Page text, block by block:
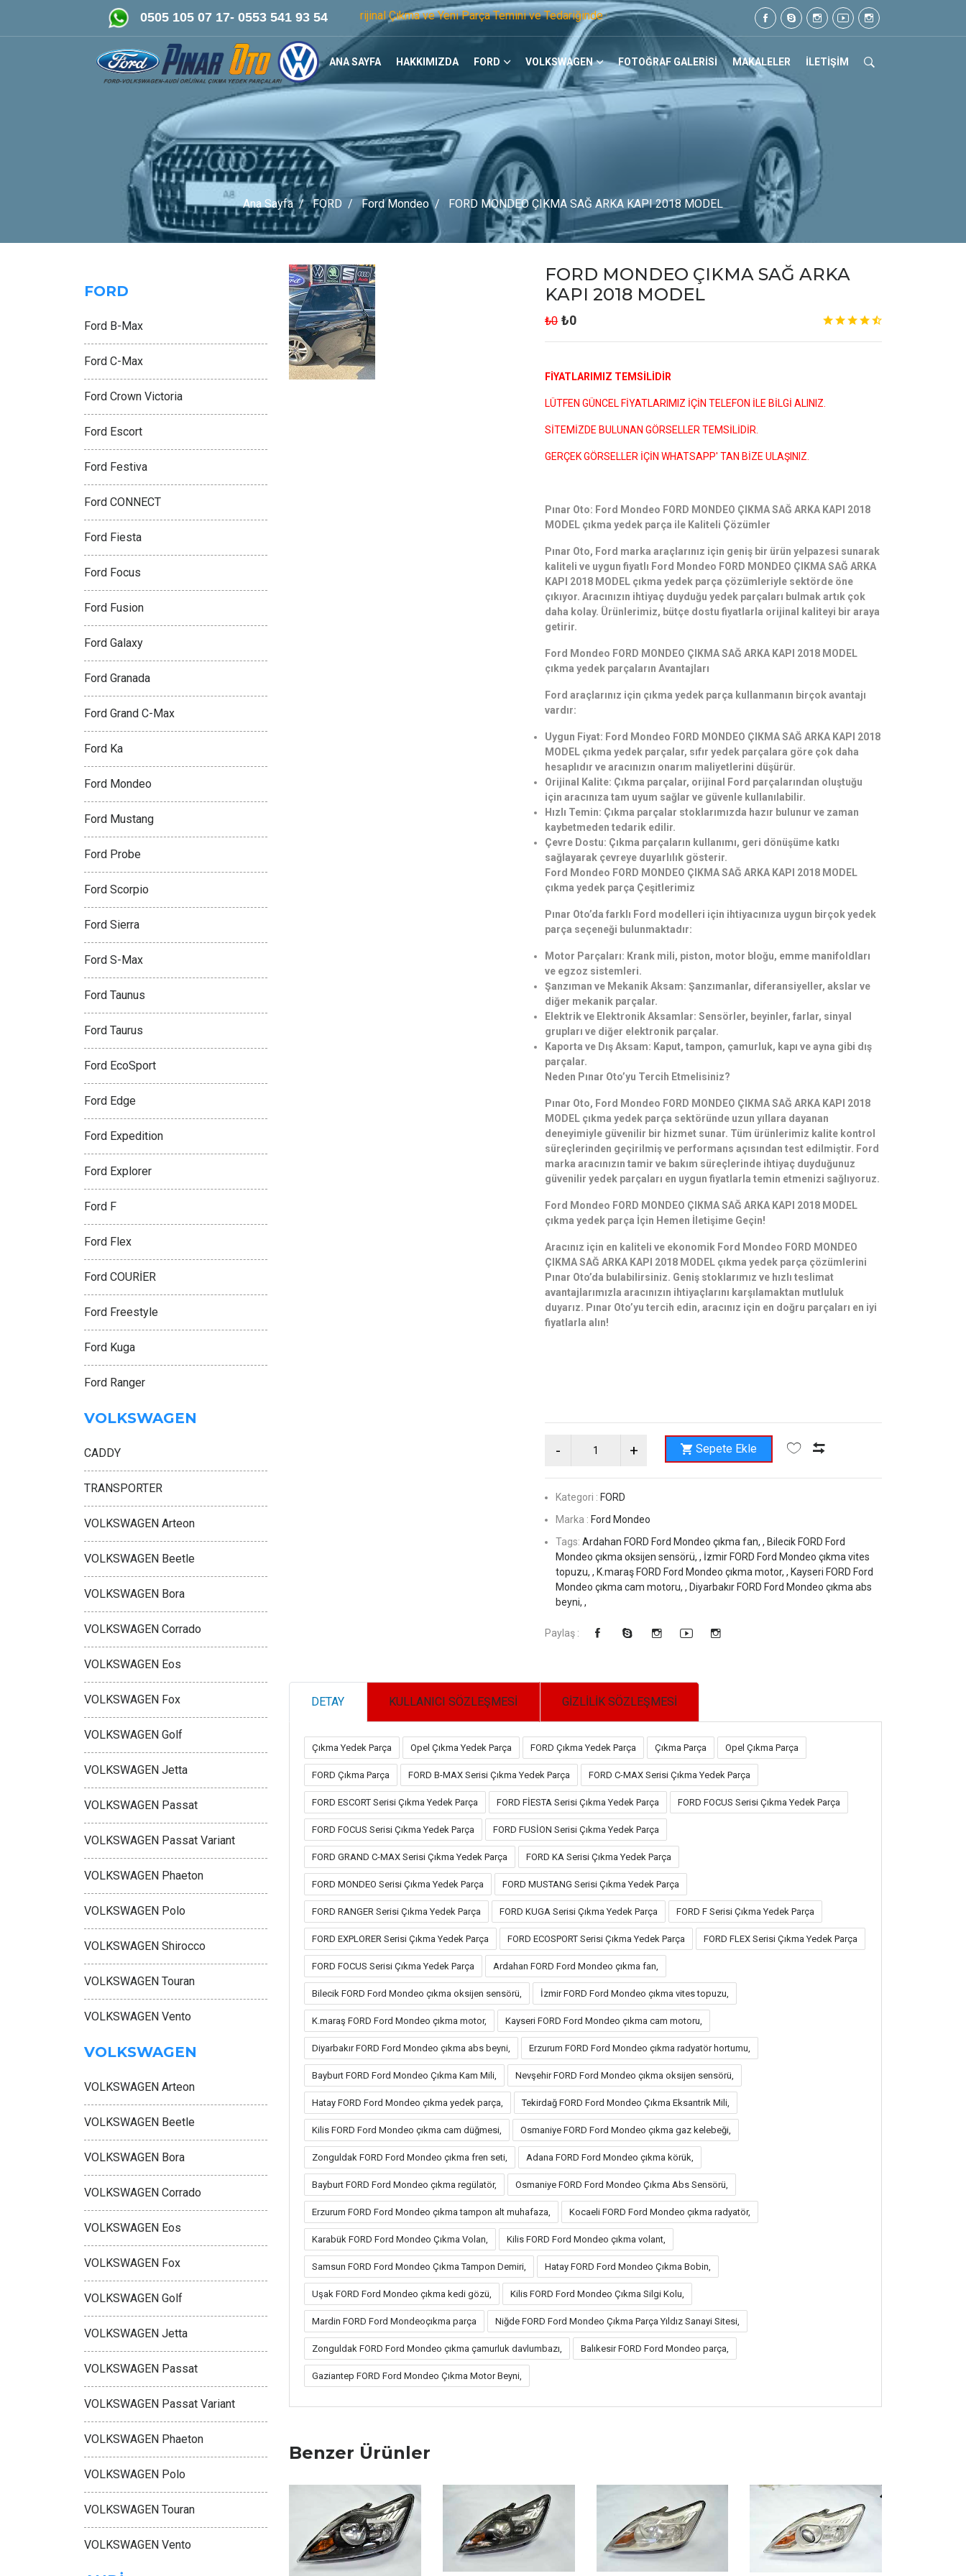
0505 105 07 17- 0553 541 93 54
FORD-VOLKSWAGEN- AUDİ Orijinal Çıkma ve Yeni Parça Temini ve Tedariğinde Öncü Firmayız. Tel: 0505 105 07 17
ANA SAYFA HAKKIMIZDA FORD VOLKSWAGEN FOTOĞRAF GALERİSİ MAKALELER İLETİŞİM
Ana Sayfa FORD Ford Mondeo FORD MONDEO ÇIKMA SAĞ ARKA KAPI 2018 MODEL
FORD MONDEO ÇIKMA SAĞ ARKA
KAPI 2018 MODEL
₺0 ₺0
FİYATLARIMIZ TEMSİLİDİR
LÜTFEN GÜNCEL FİYATLARIMIZ İÇİN TELEFON İLE BİLGİ ALINIZ.
SİTEMİZDE BULUNAN GÖRSELLER TEMSİLİDİR.
GERÇEK GÖRSELLER İÇİN WHATSAPP' TAN BİZE ULAŞINIZ.
Pınar Oto: Ford Mondeo FORD MONDEO ÇIKMA SAĞ ARKA KAPI 2018
MODEL çıkma yedek parça ile Kaliteli Çözümler
Pınar Oto, Ford marka araçlarınız için geniş bir ürün yelpazesi sunarak
kaliteli ve uygun fiyatlı Ford Mondeo FORD MONDEO ÇIKMA SAĞ ARKA
KAPI 2018 MODEL çıkma yedek parça çözümleriyle sektörde öne
çıkıyor. Aracınızın ihtiyaç duyduğu yedek parçaları bulmak artık çok
daha kolay. Ürünlerimiz, bütçe dostu fiyatlarla orijinal kaliteyi bir araya
getirir.
Ford Mondeo FORD MONDEO ÇIKMA SAĞ ARKA KAPI 2018 MODEL
çıkma yedek parçaların Avantajları
Ford araçlarınız için çıkma yedek parça kullanmanın birçok avantajı
vardır:
Uygun Fiyat: Ford Mondeo FORD MONDEO ÇIKMA SAĞ ARKA KAPI 2018
MODEL çıkma yedek parçalar, sıfır yedek parçalara göre çok daha
hesaplıdır ve aracınızın onarım maliyetlerini düşürür.
Orijinal Kalite: Çıkma parçalar, orijinal Ford parçalarından oluştuğu
için aracınıza tam uyum sağlar ve güvenle kullanılabilir.
Hızlı Temin: Çıkma parçalar stoklarımızda hazır bulunur ve zaman
kaybetmeden tedarik edilir.
Çevre Dostu: Çıkma parçaların kullanımı, geri dönüşüme katkı
sağlayarak çevreye duyarlılık gösterir.
Ford Mondeo FORD MONDEO ÇIKMA SAĞ ARKA KAPI 2018 MODEL
çıkma yedek parça Çeşitlerimiz
Pınar Oto’da farklı Ford modelleri için ihtiyacınıza uygun birçok yedek
parça seçeneği bulunmaktadır:
Motor Parçaları: Krank mili, piston, motor bloğu, emme manifoldları
ve egzoz sistemleri.
Şanzıman ve Mekanik Aksam: Şanzımanlar, diferansiyeller, akslar ve
diğer mekanik parçalar.
Elektrik ve Elektronik Aksamlar: Sensörler, beyinler, farlar, sinyal
grupları ve diğer elektronik parçalar.
Kaporta ve Dış Aksam: Kaput, tampon, çamurluk, kapı ve ayna gibi dış
parçalar.
Neden Pınar Oto’yu Tercih Etmelisiniz?
Pınar Oto, Ford Mondeo FORD MONDEO ÇIKMA SAĞ ARKA KAPI 2018
MODEL çıkma yedek parça sektöründe uzun yıllara dayanan
deneyimiyle güvenilir bir hizmet sunar. Tüm ürünlerimiz kalite kontrol
süreçlerinden geçirilmiş ve performans açısından test edilmiştir. Ford
marka aracınızın tamir ve bakım süreçlerinde ihtiyaç duyduğunuz
güvenilir yedek parçaları en uygun fiyatlarla temin etmenizi sağlıyoruz.
Ford Mondeo FORD MONDEO ÇIKMA SAĞ ARKA KAPI 2018 MODEL
çıkma yedek parça İçin Hemen İletişime Geçin!
Aracınız için en kaliteli ve ekonomik Ford Mondeo FORD MONDEO
ÇIKMA SAĞ ARKA KAPI 2018 MODEL çıkma yedek parça çözümlerini
Pınar Oto’da bulabilirsiniz. Geniş stoklarımız ve hızlı teslimat
avantajlarımızla aracınızın ihtiyaçlarını karşılamaktan mutluluk
duyarız. Pınar Oto’yu tercih edin, aracınız için en doğru parçaları en iyi
fiyatlarla alın!
Sepete Ekle
Kategori : FORD
Marka : Ford Mondeo
Tags:Ardahan FORD Ford Mondeo çıkma fan, , Bilecik FORD Ford
Mondeo çıkma oksijen sensörü, , İzmir FORD Ford Mondeo çıkma vites
topuzu, , K.maraş FORD Ford Mondeo çıkma motor, , Kayseri FORD Ford
Mondeo çıkma cam motoru, , Diyarbakır FORD Ford Mondeo çıkma abs
beyni, ,
Paylaş :
DETAY KULLANICI SÖZLEŞMESİ GİZLİLİK SÖZLEŞMESİ
Çıkma Yedek Parça Opel Çıkma Yedek Parça FORD Çıkma Yedek Parça Çıkma Parça Opel Çıkma Parça
FORD Çıkma Parça FORD B-MAX Serisi Çıkma Yedek Parça FORD C-MAX Serisi Çıkma Yedek Parça
FORD ESCORT Serisi Çıkma Yedek Parça FORD FİESTA Serisi Çıkma Yedek Parça FORD FOCUS Serisi Çıkma Yedek Parça
FORD FOCUS Serisi Çıkma Yedek Parça FORD FUSİON Serisi Çıkma Yedek Parça
FORD GRAND C-MAX Serisi Çıkma Yedek Parça FORD KA Serisi Çıkma Yedek Parça
FORD MONDEO Serisi Çıkma Yedek Parça FORD MUSTANG Serisi Çıkma Yedek Parça
FORD RANGER Serisi Çıkma Yedek Parça FORD KUGA Serisi Çıkma Yedek Parça FORD F Serisi Çıkma Yedek Parça
FORD EXPLORER Serisi Çıkma Yedek Parça FORD ECOSPORT Serisi Çıkma Yedek Parça FORD FLEX Serisi Çıkma Yedek Parça
FORD FOCUS Serisi Çıkma Yedek Parça Ardahan FORD Ford Mondeo çıkma fan,
Bilecik FORD Ford Mondeo çıkma oksijen sensörü, İzmir FORD Ford Mondeo çıkma vites topuzu,
K.maraş FORD Ford Mondeo çıkma motor, Kayseri FORD Ford Mondeo çıkma cam motoru,
Diyarbakır FORD Ford Mondeo çıkma abs beyni, Erzurum FORD Ford Mondeo çıkma radyatör hortumu,
Bayburt FORD Ford Mondeo Çıkma Kam Mili, Nevşehir FORD Ford Mondeo çıkma oksijen sensörü,
Hatay FORD Ford Mondeo çıkma yedek parça, Tekirdağ FORD Ford Mondeo Çıkma Eksantrik Mili,
Kilis FORD Ford Mondeo çıkma cam düğmesi, Osmaniye FORD Ford Mondeo çıkma gaz kelebeği,
Zonguldak FORD Ford Mondeo çıkma fren seti, Adana FORD Ford Mondeo çıkma körük,
Bayburt FORD Ford Mondeo çıkma regülatör, Osmaniye FORD Ford Mondeo Çıkma Abs Sensörü,
Erzurum FORD Ford Mondeo çıkma tampon alt muhafaza, Kocaeli FORD Ford Mondeo çıkma radyatör,
Karabük FORD Ford Mondeo Çıkma Volan, Kilis FORD Ford Mondeo çıkma volant,
Samsun FORD Ford Mondeo Çıkma Tampon Demiri, Hatay FORD Ford Mondeo Çıkma Bobin,
Uşak FORD Ford Mondeo çıkma kedi gözü, Kilis FORD Ford Mondeo Çıkma Silgi Kolu,
Mardin FORD Ford Mondeoçıkma parça Niğde FORD Ford Mondeo Çıkma Parça Yıldız Sanayi Sitesi,
Zonguldak FORD Ford Mondeo çıkma çamurluk davlumbazı, Balıkesir FORD Ford Mondeo parça,
Gaziantep FORD Ford Mondeo Çıkma Motor Beyni,
Benzer Ürünler
FORD
Ford B-Max
Ford C-Max
Ford Crown Victoria
Ford Escort
Ford Festiva
Ford CONNECT
Ford Fiesta
Ford Focus
Ford Fusion
Ford Galaxy
Ford Granada
Ford Grand C-Max
Ford Ka
Ford Mondeo
Ford Mustang
Ford Probe
Ford Scorpio
Ford Sierra
Ford S-Max
Ford Taunus
Ford Taurus
Ford EcoSport
Ford Edge
Ford Expedition
Ford Explorer
Ford F
Ford Flex
Ford COURİER
Ford Freestyle
Ford Kuga
Ford Ranger
VOLKSWAGEN
CADDY
TRANSPORTER
VOLKSWAGEN Arteon
VOLKSWAGEN Beetle
VOLKSWAGEN Bora
VOLKSWAGEN Corrado
VOLKSWAGEN Eos
VOLKSWAGEN Fox
VOLKSWAGEN Golf
VOLKSWAGEN Jetta
VOLKSWAGEN Passat
VOLKSWAGEN Passat Variant
VOLKSWAGEN Phaeton
VOLKSWAGEN Polo
VOLKSWAGEN Shirocco
VOLKSWAGEN Touran
VOLKSWAGEN Vento
VOLKSWAGEN
VOLKSWAGEN Arteon
VOLKSWAGEN Beetle
VOLKSWAGEN Bora
VOLKSWAGEN Corrado
VOLKSWAGEN Eos
VOLKSWAGEN Fox
VOLKSWAGEN Golf
VOLKSWAGEN Jetta
VOLKSWAGEN Passat
VOLKSWAGEN Passat Variant
VOLKSWAGEN Phaeton
VOLKSWAGEN Polo
VOLKSWAGEN Touran
VOLKSWAGEN Vento